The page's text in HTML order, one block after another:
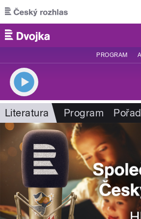
Přejít k hlavnímu obsahu
PROGRAM
Literatura Program